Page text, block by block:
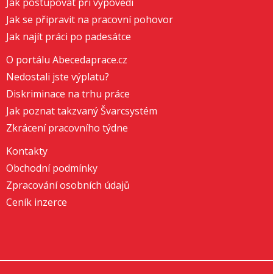
Jak se připravit na pracovní pohovor
Jak najít práci po padesátce
O portálu Abecedaprace.cz
Nedostali jste výplatu?
Diskriminace na trhu práce
Jak poznat takzvaný Švarcsystém
Zkrácení pracovního týdne
Kontakty
Obchodní podmínky
Zpracování osobních údajů
Ceník inzerce